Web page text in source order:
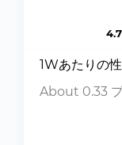
1Wあたりの
About 0.33